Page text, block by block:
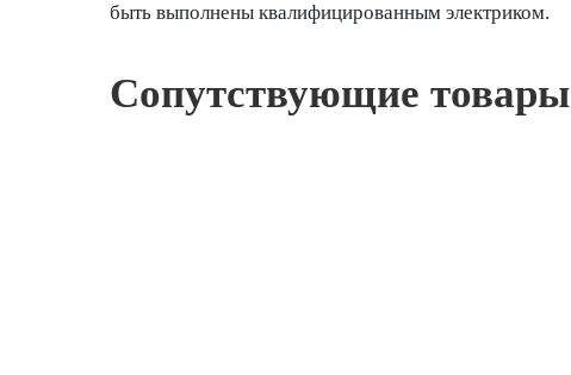
быть выполнены квалифицированным электриком.
Сопутствующие товары